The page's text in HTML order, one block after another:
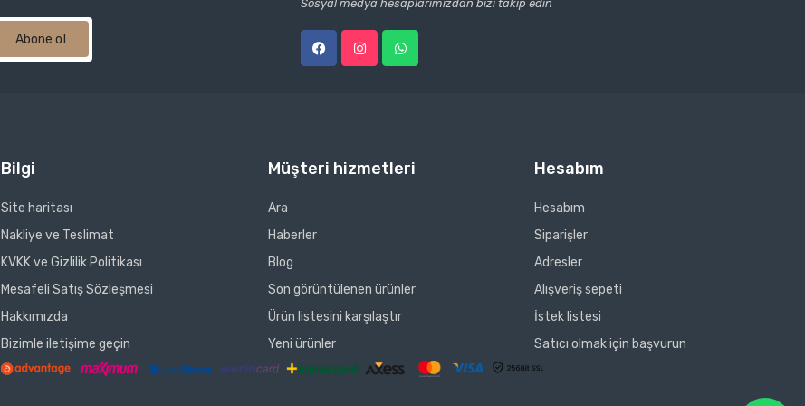
Abone ol
Sosyal medya hesaplarımızdan bizi takip edin
Bilgi
Site haritası
Nakliye ve Teslimat
KVKK ve Gizlilik Politikası
Mesafeli Satış Sözleşmesi
Hakkımızda
Bizimle iletişime geçin
Müşteri hizmetleri
Ara
Haberler
Blog
Son görüntülenen ürünler
Ürün listesini karşılaştır
Yeni ürünler
Hesabım
Hesabım
Siparişler
Adresler
Alışveriş sepeti
İstek listesi
Satıcı olmak için başvurun